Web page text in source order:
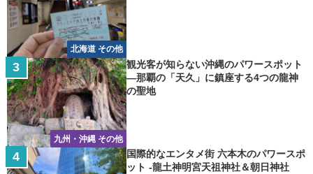
北海道 その他
九州・沖縄 その他
観光客が知らない沖縄のパワースポット
―那覇の「天久」に鎮座する4つの龍神
の聖地
国際的なエンタメ街 六本木のパワースポ
ット -龍土神明宮天祖神社＆朝日神社